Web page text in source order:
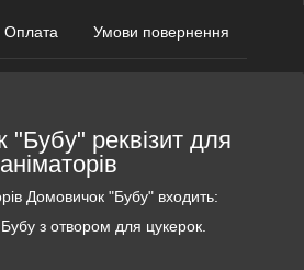
Оплата Умови повернення
"Бубу" реквізит для
аніматорів
Домовичок "Бубу" входить:
з отвором для цукерок.